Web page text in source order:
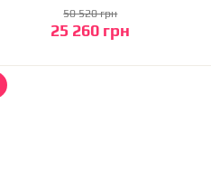
25 260 грн
50 520 грн
До кошика